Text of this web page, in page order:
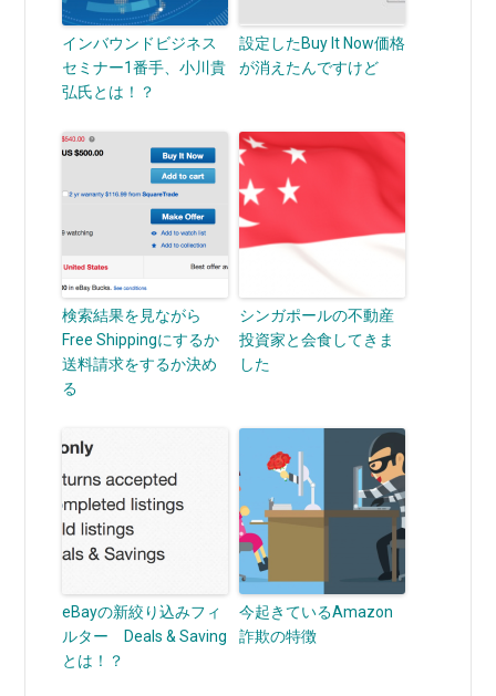
インバウンドビジネス
セミナー1番手、小川貴
弘氏とは！？
設定したBuy It Now価格
が消えたんですけど
検索結果を見ながら
Free Shippingにするか
送料請求をするか決め
る
シンガポールの不動産
投資家と会食してきま
した
eBayの新絞り込みフィ
ルター Deals & Saving
とは！？
今起きているAmazon
詐欺の特徴